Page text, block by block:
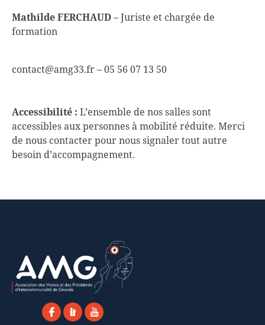
Mathilde FERCHAUD– Juriste et chargée de
formation
contact@amg33.fr – 05 56 07 13 50
Accessibilité : L’ensemble de nos salles sont
accessibles aux personnes à mobilité réduite. Merci
de nous contacter pour nous signaler tout autre
besoin d’accompagnement.